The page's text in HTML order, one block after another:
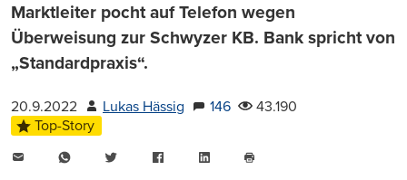
Marktleiter pocht auf Telefon wegen
Überweisung zur Schwyzer KB. Bank spricht von
„Standardpraxis“.
20.9.2022 Lukas Hässig 146
43.190
Top-Story
WhatsAppTwitter FacebookLinkedIn